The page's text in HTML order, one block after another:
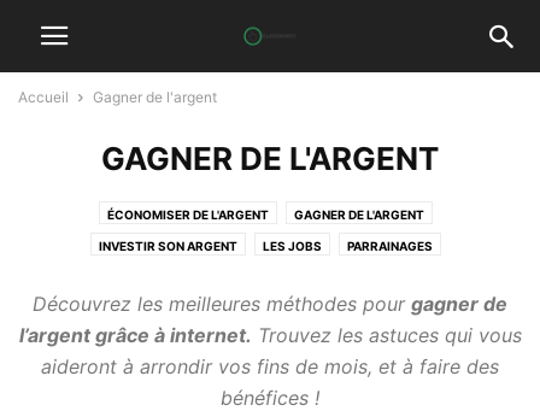
Accueil Gagner de l'argent
GAGNER DE L'ARGENT
ÉCONOMISER DE L'ARGENT GAGNER DE L'ARGENT
INVESTIR SON ARGENT LES JOBS PARRAINAGES
Découvrez les meilleures méthodes pour gagner de
l’argent grâce à internet. Trouvez les astuces qui vous
aideront à arrondir vos fins de mois, et à faire des
bénéfices !